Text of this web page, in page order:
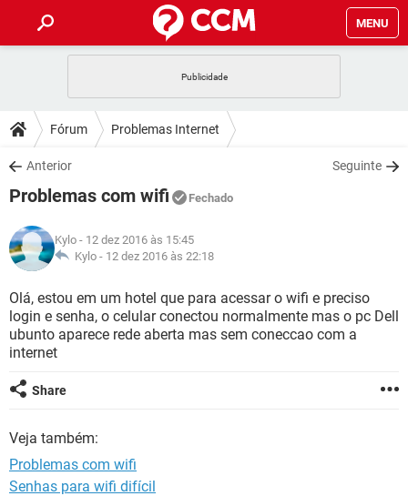
MENU
CELULAR FACEBOOK
OUTLOOK
INSTAGRAM GMAIL
GUIA DE COMPRAS
DICAS
JOGOS WHATSAPP
INSTAGRAM
GUIA DE COMPRAS
DOWNLOADS
JOGOS WHATSAPP
CELULAR
OUTLOOK
INSTAGRAM
GUIA DE COMPRAS
JOGOS
CELULAR
OUTLOOK EXCEL
INSTAGRAM GMAIL
GLOSSÁRIO
JOGOS
CELULAR FACEBOOK
OUTLOOK
INSTAGRAM
Fórum Problemas Internet
Anterior Seguinte
Problemas com wifi Fechado
Kylo - 12 dez 2016 às 15:45
Kylo - 12 dez 2016 às 22:18
Olá, estou em um hotel que para acessar o wifi e preciso
login e senha, o celular conectou normalmente mas o pc Dell
ubunto aparece rede aberta mas sem coneccao com a
internet
Share
Veja também:
Problemas com wifi
Senhas para wifi difícil